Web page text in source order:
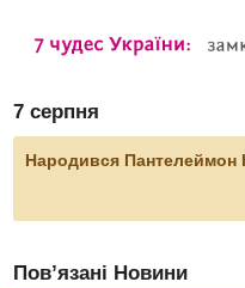
7 серпня
Народився Пантелеймон
Пов’язані Новини